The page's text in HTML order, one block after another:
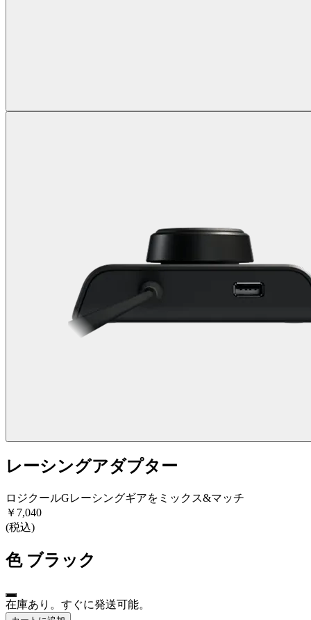
レーシングアダプター
ロジクールGレーシングギアをミックス&マッチ
￥7,040
(税込)
色 ブラック
在庫あり。すぐに発送可能。